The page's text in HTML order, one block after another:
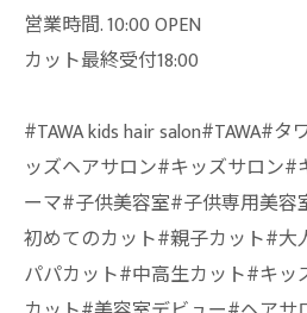
営業時間. 10:00 OPEN
カット最終受付18:00
#TAWA kids hair salon#TAWA#
ッズヘアサロン#キッズサロン
ーマ#子供美容室#子供専用美
初めてのカット#親子カット#
パパカット#中高生カット#キッ